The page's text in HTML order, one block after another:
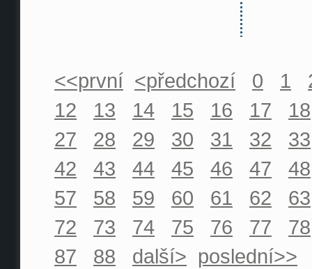
<<první <předchozí 0 1
12
13 14 15 16 17
18
27
28 29 30 31 32
33
42
43 44 45 46 47
48
57
58 59 60 61 62
63
72
73 74 75 76 77
78
87
88 další> poslední>>